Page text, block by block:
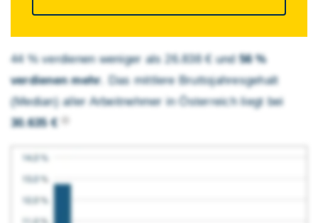
44 % verdienen weniger als 26.838 € und56 %
verdienen mehr . Das mittlere Brutto­jahres­gehalt
(Median) aller Arbeitnehmer in Österreich liegt bei
30.635 €